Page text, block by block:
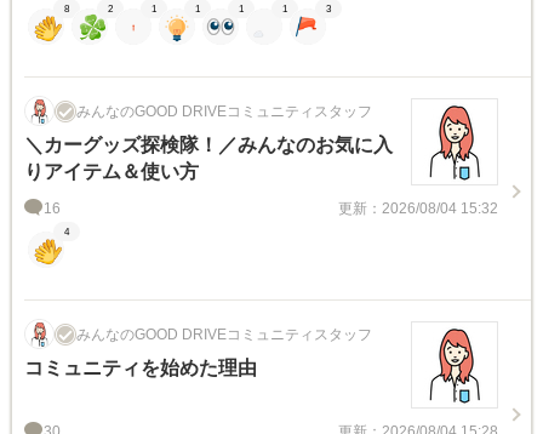
8 2 1 1 1 1 3
みんなのGOOD DRIVEコミュニティスタッフ
＼カーグッズ探検隊！／みんなのお気に入
りアイテム＆使い方
16 更新：2026/08/04 15:32
4
みんなのGOOD DRIVEコミュニティスタッフ
コミュニティを始めた理由